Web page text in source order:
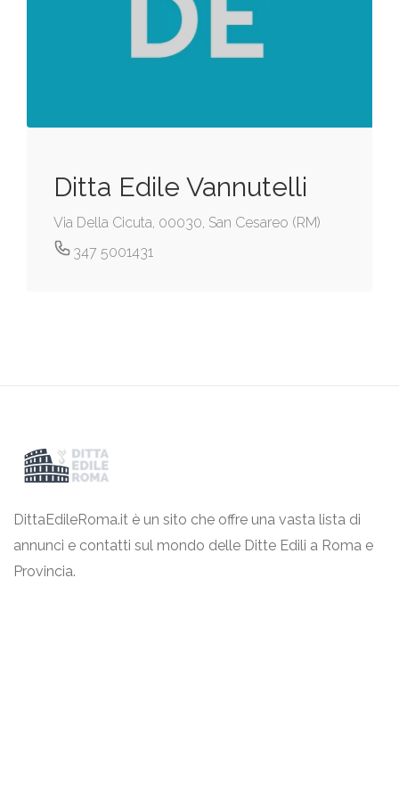
Ditta Edile Vannutelli
Via Della Cicuta, 00030, San Cesareo (RM)
347 5001431
DittaEdileRoma.it è un sito che offre una vasta lista di
annunci e contatti sul mondo delle Ditte Edili a Roma e
Provincia.